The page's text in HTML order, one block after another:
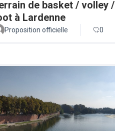
de basket / volley /
à Lardenne
Proposition officielle 0